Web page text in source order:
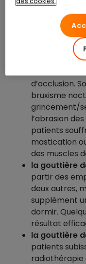
manière non
traitement
par rapport
la gouttière
d’occlusion.
bruxisme
grincement/
l’abrasion
patients
mastication
des muscles
la gouttière
partir des
deux autres,
supplément
dormir.
résultat
la gouttière
patients
radiothérapie